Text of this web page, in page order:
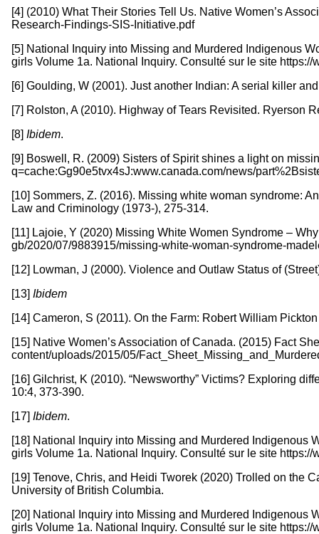
[4] (2010) What Their Stories Tell Us. Native Women’s
Research-Findings-SIS-Initiative.pdf
[5] National Inquiry into Missing and Murdered Indigenous
girls Volume 1a. National Inquiry. Consulté sur le site
[6] Goulding, W (2001). Just another Indian: A serial killer
[7] Rolston, A (2010). Highway of Tears Revisited. Ryerson
[8] Ibidem.
[9] Boswell, R. (2009) Sisters of Spirit shines a light on
q=cache:Gg90e5tvx4sJ:www.canada.com/news/
[10] Sommers, Z. (2016). Missing white woman syndrome:
Law and Criminology (1973-), 275-314.
[11] Lajoie, Y (2020) Missing White Women Syndrome –
gb/2020/07/9883915/missing-white-woman-syndrome-
[12] Lowman, J (2000). Violence and Outlaw Status of
[13] Ibidem
[14] Cameron, S (2011). On the Farm: Robert William
[15] Native Women’s Association of Canada. (2015) Fact
content/uploads/2015/05/
[16] Gilchrist, K (2010). “Newsworthy” Victims? Exploring
10:4, 373-390.
[17] Ibidem.
[18] National Inquiry into Missing and Murdered Indigenous
girls Volume 1a. National Inquiry. Consulté sur le site
[19] Tenove, Chris, and Heidi Tworek (2020) Trolled on the
University of British Columbia.
[20] National Inquiry into Missing and Murdered Indigenous
girls Volume 1a. National Inquiry. Consulté sur le site